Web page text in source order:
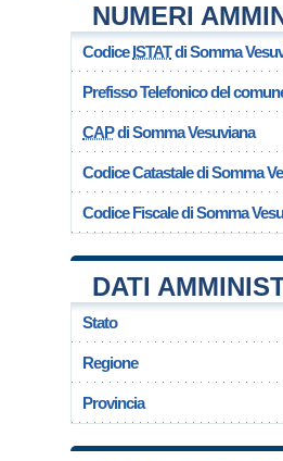
NUMERI
CodiceISTATdi Somma
Prefisso Telefonico del
CAPdi Somma Vesuviana
Codice Catastale di Somma
Codice Fiscale di Somma
DATI
Stato
Regione
Provincia